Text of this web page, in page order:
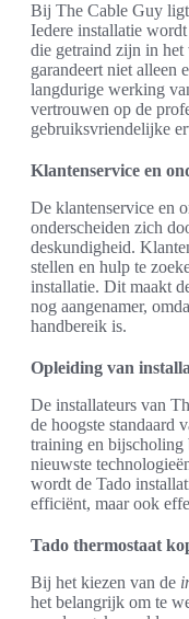
Bij The Cable Guy
Iedere installatie
die getraind zijn in
garandeert niet alleen
langdurige werking
vertrouwen op de
gebruiksvriendelijke
Klantenservice en
De klantenservice en
onderscheiden zich
deskundigheid.
stellen en hulp te
installatie. Dit maakt
nog aangenamer,
handbereik is.
Opleiding van
De installateurs van
de hoogste standaard
training en bijscholing
nieuwste
wordt de Tado
efficiënt, maar ook
Tado thermostaat
Bij het kiezen van de
het belangrijk om te